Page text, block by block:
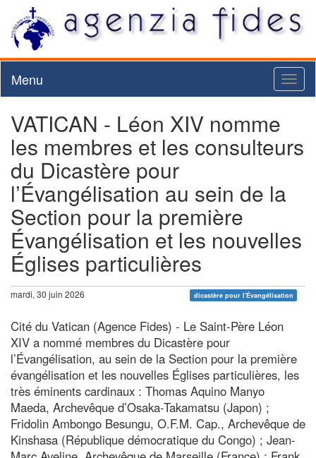
Menu
VATICAN - Léon XIV nomme
les membres et les consulteurs
du Dicastère pour
l’Évangélisation au sein de la
Section pour la première
Évangélisation et les nouvelles
Églises particulières
mardi, 30 juin 2026 dicastère pour l'Évangélisation
Cité du Vatican (Agence Fides) - Le Saint-Père Léon
XIV a nommé membres du Dicastère pour
l’Évangélisation, au sein de la Section pour la première
évangélisation et les nouvelles Églises particulières, les
très éminents cardinaux : Thomas Aquino Manyo
Maeda, Archevêque d’Osaka-Takamatsu (Japon) ;
Fridolin Ambongo Besungu, O.F.M. Cap., Archevêque de
Kinshasa (République démocratique du Congo) ; Jean-